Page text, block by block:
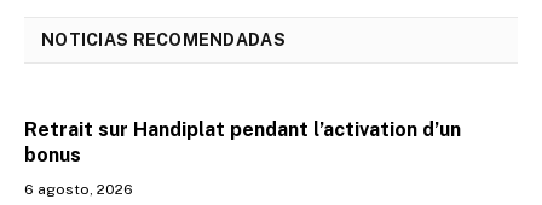
NOTICIAS RECOMENDADAS
Retrait sur Handiplat pendant l’activation d’un
bonus
6 agosto, 2026